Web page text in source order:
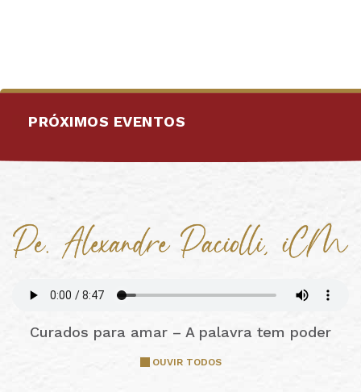
PRÓXIMOS EVENTOS
Curados para amar – A palavra tem poder
OUVIR TODOS